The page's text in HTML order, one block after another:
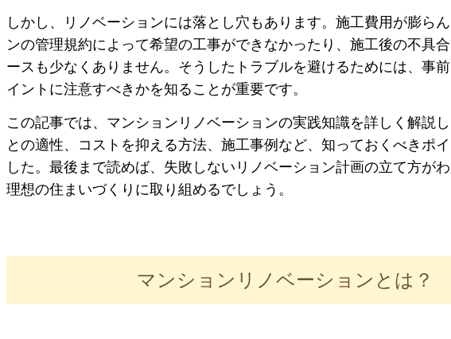
しかし、リノベーションには落とし穴もあります。施工費用が膨ら
ンの管理規約によって希望の工事ができなかったり、施工後の不具
ースも少なくありません。そうしたトラブルを避けるためには、事
イントに注意すべきかを知ることが重要です。
この記事では、マンションリノベーションの実践知識を詳しく解説
との適性、コストを抑える方法、施工事例など、知っておくべきポ
した。最後まで読めば、失敗しないリノベーション計画の立て方が
理想の住まいづくりに取り組めるでしょう。
マンションリノベーションとは？